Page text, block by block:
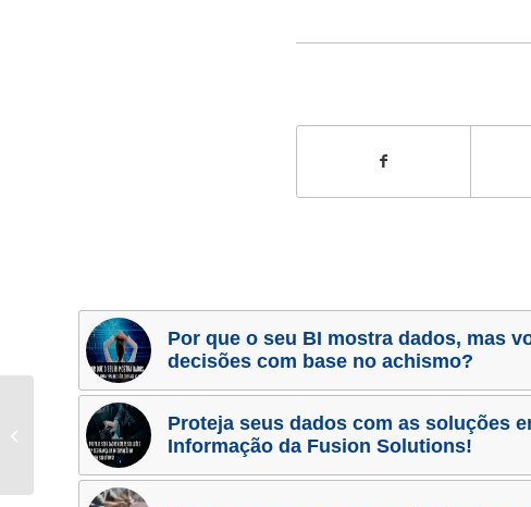
Por que o seu BI mostra dados, mas
decisões com base no achismo?
Proteja seus dados com as soluções
Informação da Fusion Solutions!
O que a sua empresa
precisa implementar em